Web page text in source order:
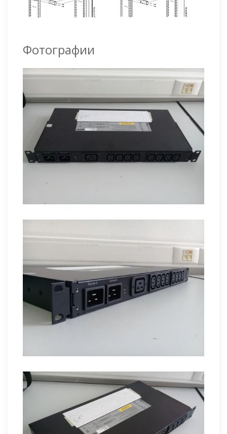
Фотографии